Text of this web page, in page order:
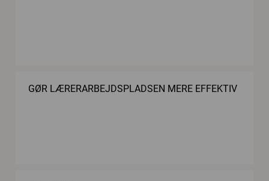
GØR LÆRERARBEJDSPLADSEN MERE EFFEKTIV